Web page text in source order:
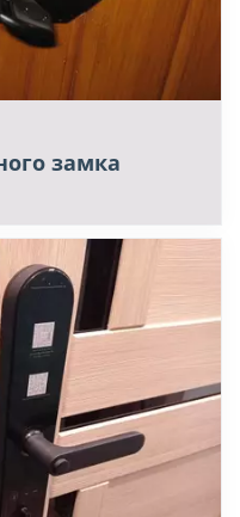
замка